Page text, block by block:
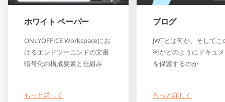
ホワイト ペーパー
ONLYOFFICE Workspaceにお
けるエンドツーエンドの文書
暗号化の構成要素と仕組み
もっと詳しく
ブログ
JWTとは何か、そしてこ
術がどのようにドキュ
を保護するのか
もっと詳しく